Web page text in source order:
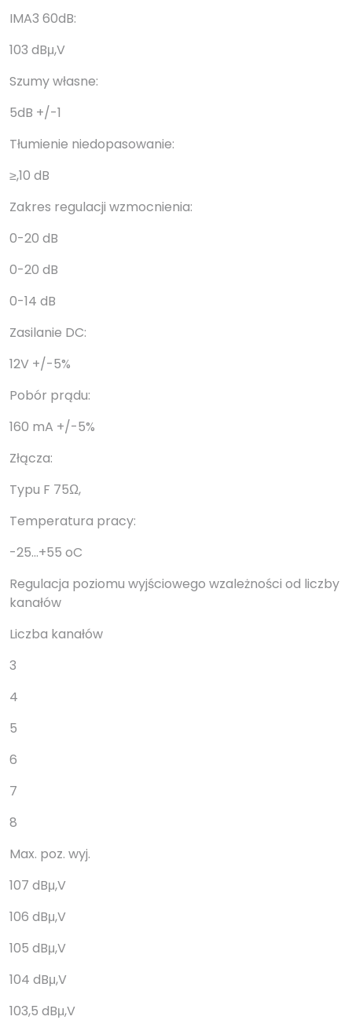
IMA3 60dB:
103 dBμ,V
Szumy własne:
5dB +/-1
Tłumienie niedopasowanie:
≥,10 dB
Zakres regulacji wzmocnienia:
0-20 dB
0-20 dB
0-14 dB
Zasilanie DC:
12V +/-5%
Pobór prądu:
160 mA +/-5%
Złącza:
Typu F 75Ω,
Temperatura pracy:
-25…+55 oC
Regulacja poziomu wyjściowego wzależności od liczby
kanałów
Liczba kanałów
3
4
5
6
7
8
Max. poz. wyj.
107 dBμ,V
106 dBμ,V
105 dBμ,V
104 dBμ,V
103,5 dBμ,V